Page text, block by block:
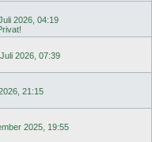
2026, 04:19
2026, 07:39
21:15
2025, 19:55